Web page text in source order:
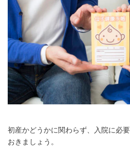
初産かどうかに関わらず、入院に必
おきましょう。